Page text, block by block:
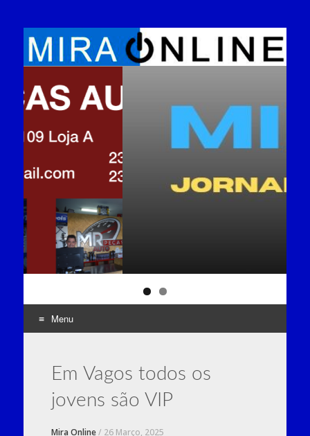
Menu
contentEm Vagos todos os
jovens são VIP
Mira Online/ 26 Março, 2025